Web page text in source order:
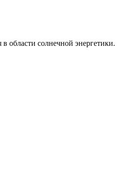
области солнечной энергетики.